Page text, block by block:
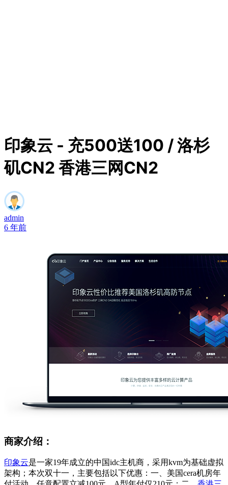
印象云 - 充500送100 / 洛杉
矶CN2 香港三网CN2
admin
6 年前
商家介绍：
印象云是一家19年成立的中国idc主机商，采用kvm为基础虚拟
架构；本次双十一，主要包括以下优惠：一、美国cera机房年